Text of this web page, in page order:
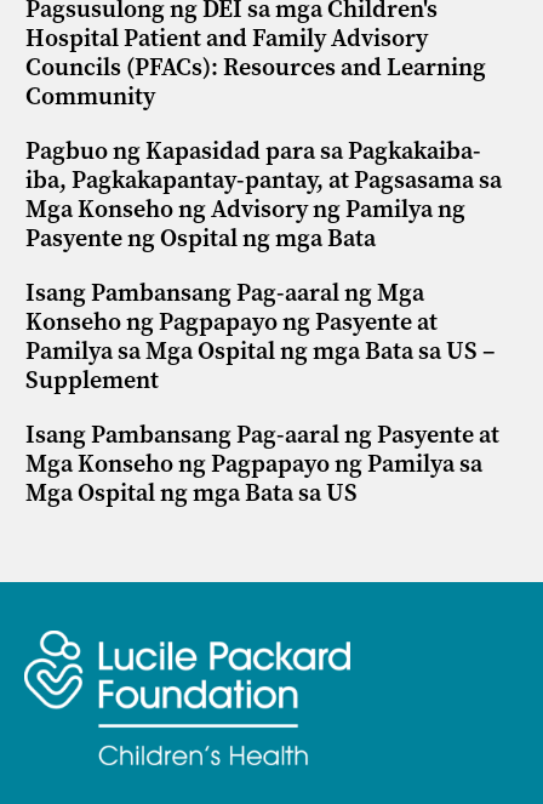
Pagsusulong ng DEI sa mga Children's
Hospital Patient and Family Advisory
Councils (PFACs): Resources and Learning
Community
Pagbuo ng Kapasidad para sa Pagkakaiba-
iba, Pagkakapantay-pantay, at Pagsasama sa
Mga Konseho ng Advisory ng Pamilya ng
Pasyente ng Ospital ng mga Bata
Isang Pambansang Pag-aaral ng Mga
Konseho ng Pagpapayo ng Pasyente at
Pamilya sa Mga Ospital ng mga Bata sa US –
Supplement
Isang Pambansang Pag-aaral ng Pasyente at
Mga Konseho ng Pagpapayo ng Pamilya sa
Mga Ospital ng mga Bata sa US